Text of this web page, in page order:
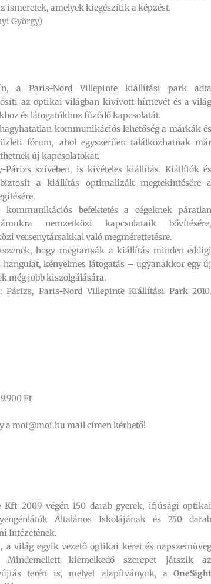
ismeretek, amelyek kiegészítik a képzést.
György)
a Paris-Nord Villepinte kiállítási park adta
az optikai világban kivívott hírnevét és a
és látogatókhoz fűződő kapcsolatát.
kommunikációs lehetőség a márkák és
fórum, ahol egyszerűen találkozhatnak már
új kapcsolatokat.
Párizs szívében, is kivételes kiállítás. Kiállítók
a kiállítás optimalizált megtekintésére a
kommunikációs befektetés a cégeknek páratlan
nemzetközi kapcsolataik bővítésére,
versenytársakkal való megmérettetésre.
hogy megtartsák a kiállítás minden eddigi
kényelmes látogatás – ugyanakkor egy új
még jobb kiszolgálására.
Paris-Nord Villepinte Kiállítási Park 2010.
Ft
a moi@moi.hu mail címen kérhető!
Kft 2009 végén 150 darab gyerek, ifjúsági optikai
Általános Iskolájának és 250 darab
Intézetének.
, a világ egyik vezető optikai keret és
Mindemellett kiemelkedő szerepet játszik az
terén is, melyet alapítványuk, aOneSight